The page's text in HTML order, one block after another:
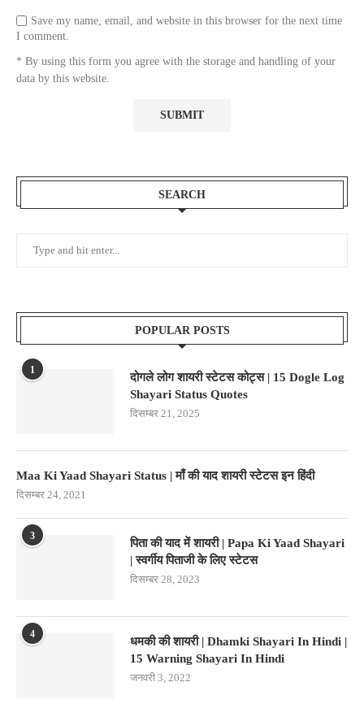
Save my name, email, and website in this browser for the next time
I comment.
* By using this form you agree with the storage and handling of your
data by this website.
SEARCH
POPULAR POSTS
1
दोगले लोग शायरी स्टेटस कोट्स | 15 Dogle Log
Shayari Status Quotes
दिसम्बर 21, 2025
Maa Ki Yaad Shayari Status | माँ की याद शायरी स्टेटस इन हिंदी
दिसम्बर 24, 2021
3
पिता की याद में शायरी | Papa Ki Yaad Shayari
| स्वर्गीय पिताजी के लिए स्टेटस
दिसम्बर 28, 2023
4
धमकी की शायरी | Dhamki Shayari In Hindi |
15 Warning Shayari In Hindi
जनवरी 3, 2022